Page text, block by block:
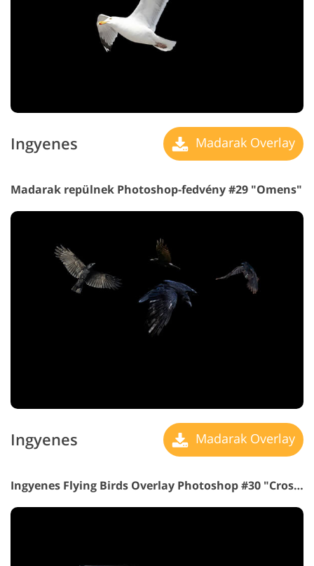
Ingyenes Madarak Overlay
Madarak repülnek Photoshop-fedvény #29 "Omens"
Ingyenes Madarak Overlay
Ingyenes Flying Birds Overlay Photoshop #30 "Crossing Oceans"